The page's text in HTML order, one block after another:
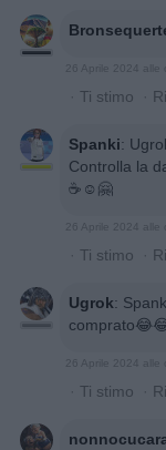
26 Aprile 2024 alle
· Ti stimo ·
Spanki:
Controlla la
☕☺️🤗
26 Aprile 2024 alle
· Ti stimo ·
Ugrok:
26 Aprile 2024 alle
· Ti stimo ·